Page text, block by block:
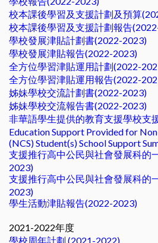
校本課後學習及支援計劃及預算
校本課後學習及支援計劃報告
學校發展津貼計劃書(2022-2023)
學校發展津貼報告(2022-2023)
全方位學習津貼運用計劃(2022-
全方位學習津貼運用報告(2022-
姊妹學校交流計劃書(2022-2023)
姊妹學校交流報告書(2022-2023)
非華語學生提供的教育支援學校支
Education Support Provided for
(NCS) Student(s) School Support
支援推行高中公民與社會發展科的
2023)
支援推行高中公民與社會發展科的
2023)
學生活動津貼報告(2022-2023)
2021-2022年度
學校周年計劃 (2021-2022)